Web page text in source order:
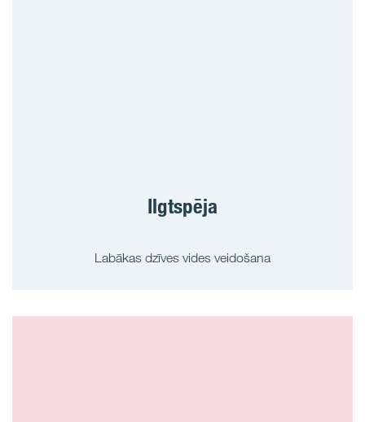
Ilgtspēja
Labākas dzīves vides veidošana